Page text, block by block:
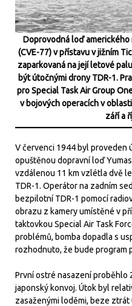
Doprovodná loď amerického
(CVE-77) v přístavu v jižním
zaparkovaná na její letové
být útočnými drony TDR-1.
pro Special Task Air Group
v bojových operacích v
září a
V červenci 1944 byl proveden
opuštěnou dopravní loď
vzdálenou 11 km vzlétla dvě
TDR-1. Operátor na zadním
bezpilotní TDR-1 pomocí
obrazu z kamery umístěné v
taktovkou Special Air Task
problémů, bomba dopadla s
rozhodnuto, že bude program
První ostré nasazení proběhlo
japonský konvoj. Útok byl
zasaženými loděmi, beze